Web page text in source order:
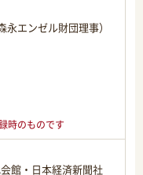
永エンゼル財団理事）
時のものです
館・日本経済新聞社